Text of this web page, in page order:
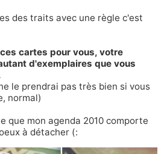
des traits avec une règle c'est
cartes pour vous, votre
d'exemplaires que vous
le prendrai pas très bien si vous
normal)
que mon agenda 2010 comporte
à détacher (: